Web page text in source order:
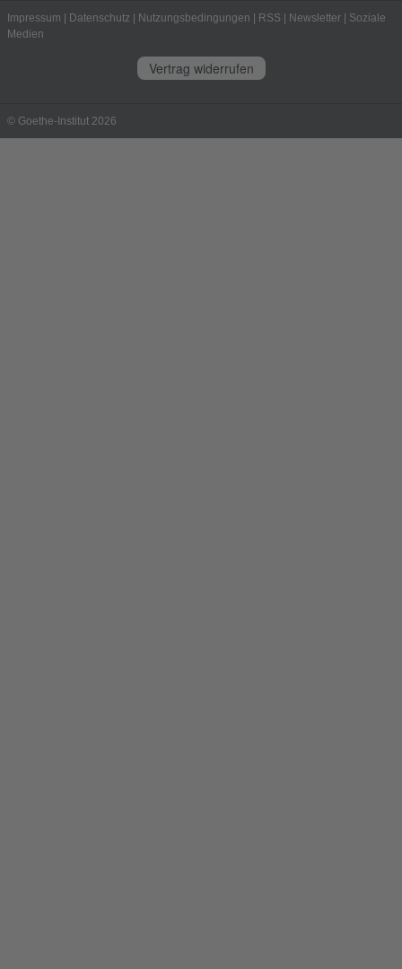
Impressum Datenschutz Nutzungsbedingungen RSS Newsletter
Soziale
Medien
Vertrag widerrufen
© Goethe-Institut 2026